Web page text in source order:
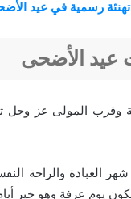
رسمية في عيد
عيد الأضحى
وقرب المولى عز
العبادة والراحة
يوم عرفة وهو خير